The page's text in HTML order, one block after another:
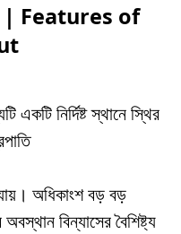
| Features of
একটি নির্দিষ্ট স্থানে স্থির
অধিকাংশ বড় বড়
বিন্যাসের বৈশিষ্ট্য